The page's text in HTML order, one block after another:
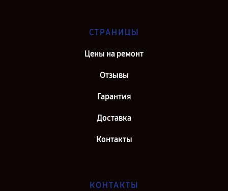
СТРАНИЦЫ
Цены на ремонт
Отзывы
Гарантия
Доставка
Контакты
КОНТАКТЫ